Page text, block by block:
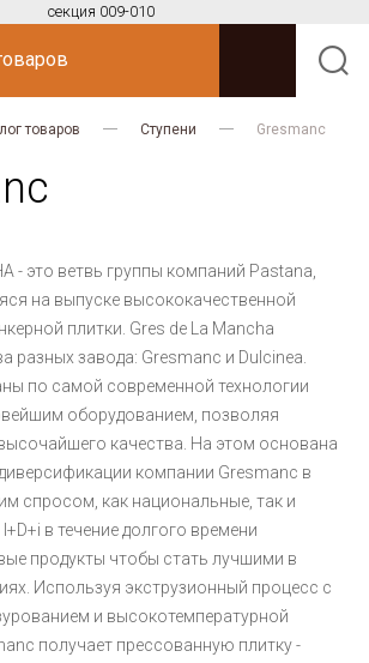
секция 009-010
товаров Ступени Gresmanc
- это ветвь группы компаний Pastana,
на выпуске высококачественной
плитки. Gres de La Mancha
разных завода: Gresmanc и Dulcinea.
по самой современной технологии
оборудованием, позволяя
качества. На этом основана
компании Gresmanc в
спросом, как национальные, так и
в течение долгого времени
продукты чтобы стать лучшими в
Используя экструзионный процесс с
и высокотемпературной
получает прессованную плитку -